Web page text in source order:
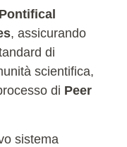
Pontifical
, assicurando
di
scientifica,
di Peer
sistema